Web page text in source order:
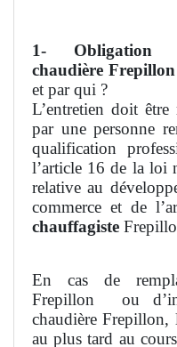
1- Obligation
chaudière Frepillon
et par qui ?
L’entretien doit être
par une personne
qualification
l’article 16 de la loi
relative au
commerce et de
chauffagiste
En cas de
Frepillon
ou
chaudière Frepillon,
au plus tard au